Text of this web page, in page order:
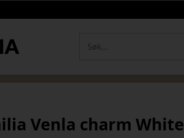
Venla charm White